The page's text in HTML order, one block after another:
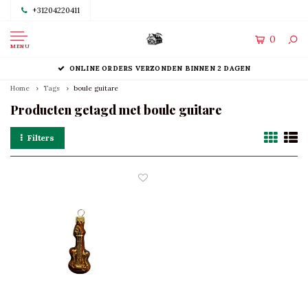
+31204220411
MENU
0
ONLINE ORDERS VERZONDEN BINNEN 2 DAGEN
Home Tags boule guitare
Producten getagd met boule guitare
Filters